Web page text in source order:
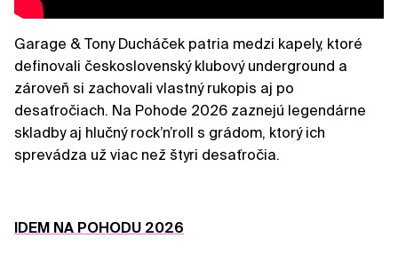
Garage & Tony Ducháček patria medzi kapely, ktoré
definovali československý klubový underground a
zároveň si zachovali vlastný rukopis aj po
desaťročiach. Na Pohode 2026 zaznejú legendárne
skladby aj hlučný rock’n’roll s grádom, ktorý ich
sprevádza už viac než štyri desaťročia.
IDEM NA POHODU 2026